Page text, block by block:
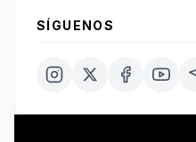
SÍGUENOS